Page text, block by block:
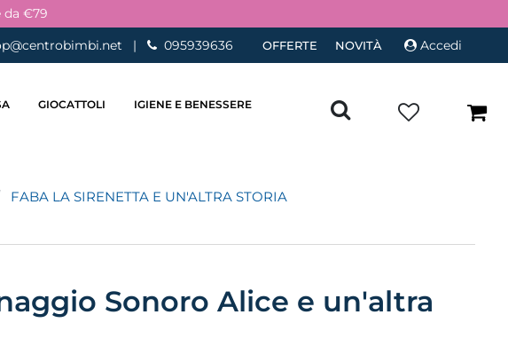
da €79
| 095939636 OFFERTE NOVITÀ Accedi
GIOCATTOLI IGIENE E BENESSERE
FABA LA SIRENETTA E UN'ALTRA STORIA
Sonoro Alice e un'altra